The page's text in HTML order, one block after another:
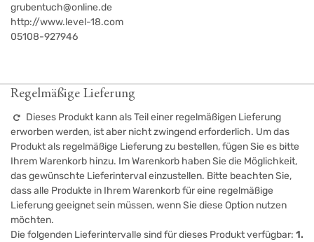
grubentuch@online.de
http://www.level-18.com
05108-927946
Regelmäßige Lieferung
Dieses Produkt kann als Teil einer regelmäßigen Lieferung
erworben werden, ist aber nicht zwingend erforderlich. Um das
Produkt als regelmäßige Lieferung zu bestellen, fügen Sie es bitte
Ihrem Warenkorb hinzu. Im Warenkorb haben Sie die Möglichkeit,
das gewünschte Lieferinterval einzustellen. Bitte beachten Sie,
dass alle Produkte in Ihrem Warenkorb für eine regelmäßige
Lieferung geeignet sein müssen, wenn Sie diese Option nutzen
möchten.
Die folgenden Lieferintervalle sind für dieses Produkt verfügbar: 1.